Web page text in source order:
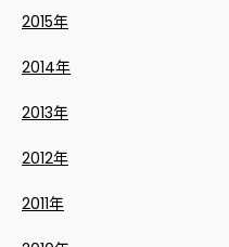
2015年
2014年
2013年
2012年
2011年